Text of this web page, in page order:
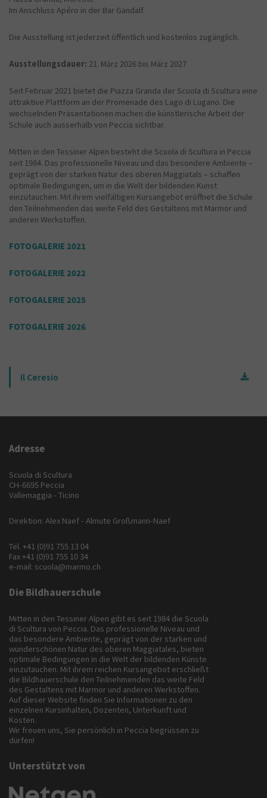
Im Anschluss Apéro in der Bar Gandalf.
Die Ausstellung ist jederzeit öffentlich und kostenlos zugänglich.
Ausstellungsdauer: 21. März 2026 bis März 2027
Seit Februar 2021 bietet die Piazza Granda der Scuola di Scultura eine
attraktive Plattform an der Promenade des Lago di Lugano. Die
wechselnden Präsentationen machen die künstlerische Arbeit der
Schule auch ausserhalb von Peccia sichtbar.
Mitten in den Tessiner Alpen besteht die Scuola di Scultura in Peccia
seit 1984. Das professionelle Niveau und das besondere Ambiente –
geprägt von der starken Natur des oberen Maggiatals – schaffen
optimale Bedingungen, um in die Welt der bildenden Kunst
einzutauchen. Mit ihrem vielfältigen Kursangebot eröffnet die Schule
den Teilnehmenden das weite Feld des Gestaltens mit Marmor und
anderen Werkstoffen.
FOTOGALERIE 2021
FOTOGALERIE 2022
FOTOGALERIE 2025
FOTOGALERIE 2026
Il Ceresio
Adresse
Scuola di Scultura
CH-6695 Peccia
Vallemaggia - Ticino
Direktion: Alex Naef - Almute Großmann-Naef
Tel. +41 (0)91 755 13 04
Fax +41 (0)91 755 10 34
e-mail: scuola@marmo.ch
Die Bildhauerschule
Mitten in den Tessiner Alpen gibt es seit 1984 die Scuola
di Scultura von Peccia. Das professionelle Niveau und
das besondere Ambiente, geprägt von der starken und
wunderschönen Natur des oberen Maggiatales, bieten
optimale Bedingungen in die Welt der bildenden Künste
einzutauchen. Mit ihrem reichen Kursangebot erschließt
die Bildhauerschule den Teilnehmenden das weite Feld
des Gestaltens mit Marmor und anderen Werkstoffen.
Auf dieser Website finden Sie Informationen zu den
einzelnen Kursinhalten, Dozenten, Unterkunft und
Kosten.
Wir freuen uns, Sie persönlich in Peccia begrüssen zu
dürfen!
Unterstützt von